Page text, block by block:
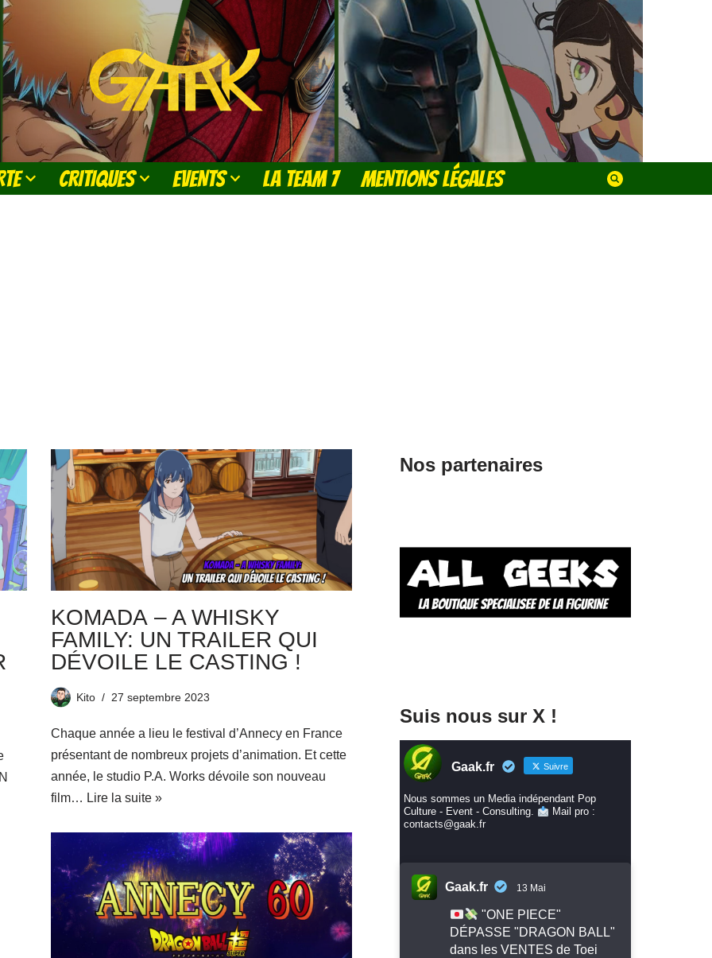
CRITIQUES EVENTS LA TEAM 7 MENTIONS LÉGALES
KOMADA – A WHISKY
FAMILY: UN TRAILER QUI
DÉVOILE LE CASTING !
Kito 27 septembre 2023
Chaque année a lieu le festival d’Annecy en France
présentant de nombreux projets d’animation. Et cette
année, le studio P.A. Works dévoile son nouveau
film… Lire la suite »
Nos partenaires
Suis nous sur X !
Gaak.fr Suivre
Nous sommes un Media indépendant Pop
Culture - Event - Consulting.
Mail pro :
contacts@gaak.fr
Gaak.fr 13 Mai
"ONE PIECE"
DÉPASSE "DRAGON BALL"
dans les VENTES de Toei